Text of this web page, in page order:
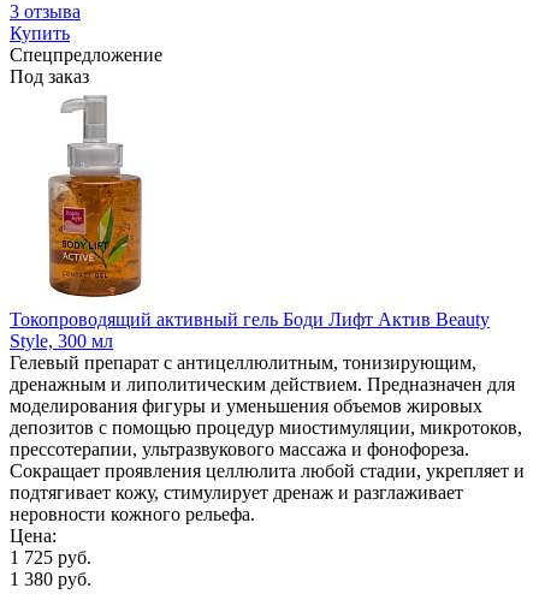
3 отзыва
Купить
Спецпредложение
Под заказ
Токопроводящий активный гель Боди Лифт Актив Beauty
Style, 300 мл
Гелевый препарат с антицеллюлитным, тонизирующим,
дренажным и липолитическим действием. Предназначен для
моделирования фигуры и уменьшения объемов жировых
депозитов с помощью процедур миостимуляции, микротоков,
прессотерапии, ультразвукового массажа и фонофореза.
Сокращает проявления целлюлита любой стадии, укрепляет и
подтягивает кожу, стимулирует дренаж и разглаживает
неровности кожного рельефа.
Цена:
1 725 руб.
1 380 руб.